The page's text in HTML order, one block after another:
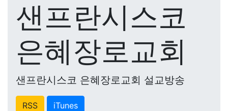
샌프란시스코
은혜장로교회
샌프란시스코 은혜장로교회 설교방송
RSS iTunes